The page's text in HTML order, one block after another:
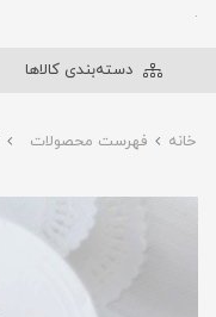
.
دسته‌بندی کالاها
خانه فهرست محصولات